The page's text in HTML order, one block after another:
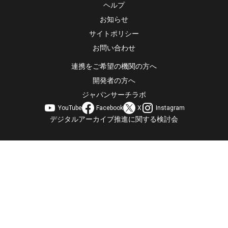
ヘルプ
お知らせ
サイトポリシー
お問い合わせ
連携をご希望の機関の方へ
開発者の方へ
ジャパンサーチラボ
YouTube Facebook X Instagram
デジタルアーカイブ推進に関する検討会